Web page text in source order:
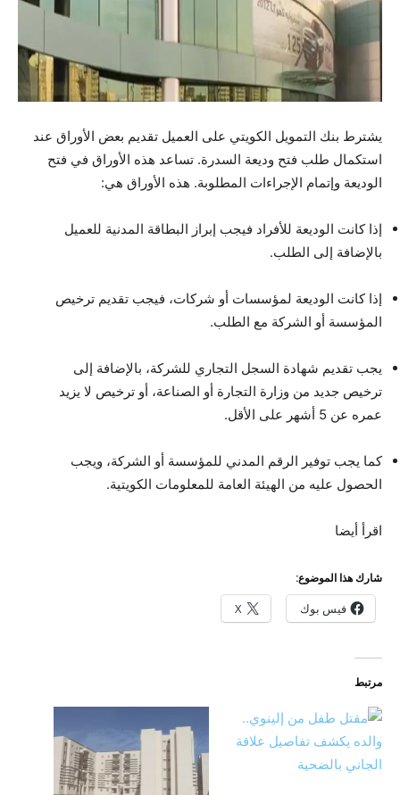
يشترط بنك التمويل الكويتي على العميل تقديم بعض الأوراق عند
استكمال طلب فتح وديعة السدرة. تساعد هذه الأوراق في فتح
الوديعة وإتمام الإجراءات المطلوبة. هذه الأوراق هي:
إذا كانت الوديعة للأفراد فيجب إبراز البطاقة المدنية للعميل
بالإضافة إلى الطلب.
إذا كانت الوديعة لمؤسسات أو شركات، فيجب تقديم ترخيص
المؤسسة أو الشركة مع الطلب.
يجب تقديم شهادة السجل التجاري للشركة، بالإضافة إلى
ترخيص جديد من وزارة التجارة أو الصناعة، أو ترخيص لا يزيد
عمره عن 5 أشهر على الأقل.
كما يجب توفير الرقم المدني للمؤسسة أو الشركة، ويجب
الحصول عليه من الهيئة العامة للمعلومات الكويتية.
اقرأ أيضا
شارك هذا الموضوع:
فيس بوك X
مرتبط